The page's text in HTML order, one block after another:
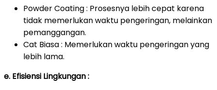
Powder Coating : Prosesnya lebih cepat karena
tidak memerlukan waktu pengeringan, melainkan
pemanggangan.
Cat Biasa : Memerlukan waktu pengeringan yang
lebih lama.
e. Efisiensi Lingkungan :